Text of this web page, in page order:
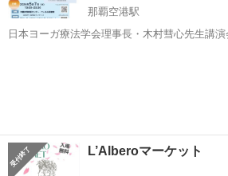
那覇空港駅
日本ヨーガ療法学会理事長・木村彗心先生講
L’Alberoマーケット